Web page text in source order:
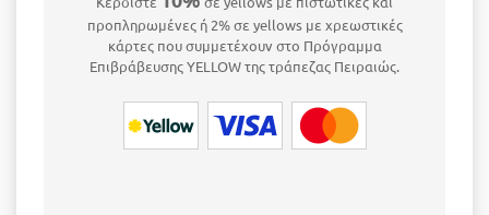
προπληρωμένες ή 2% σε yellows με χρεωστικές
κάρτες που συμμετέχουν στο Πρόγραμμα
Επιβράβευσης YELLOW της τράπεζας Πειραιώς.